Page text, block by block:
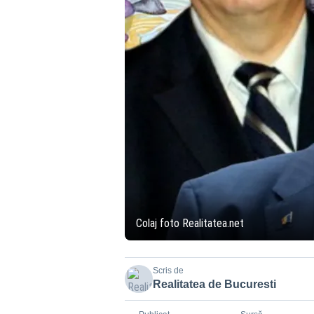
Colaj foto Realitatea.net
Scris de
Realitatea de Bucuresti